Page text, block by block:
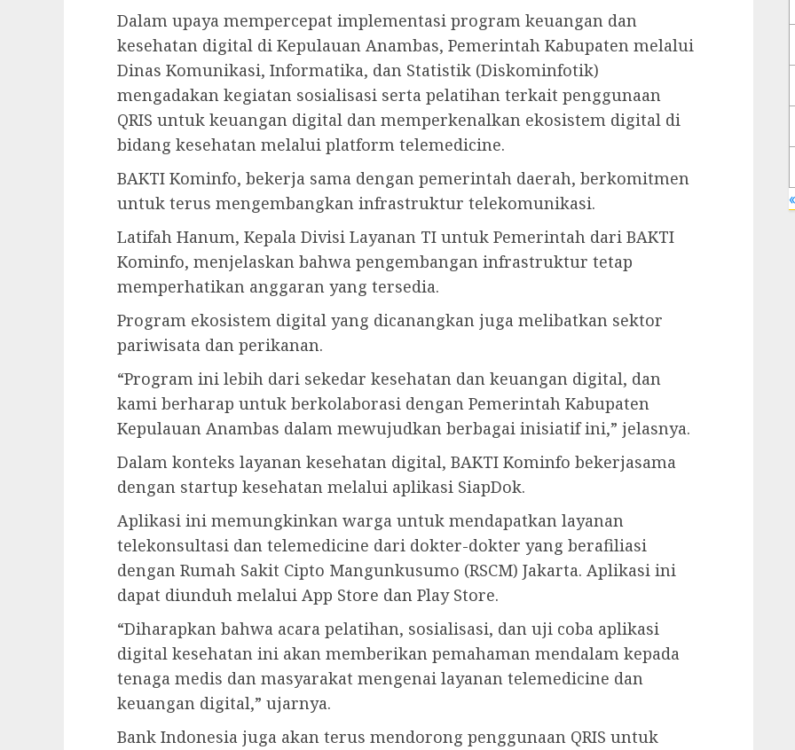
Dalam upaya mempercepat implementasi program keuangan dan
kesehatan digital di Kepulauan Anambas, Pemerintah Kabupaten melalui
Dinas Komunikasi, Informatika, dan Statistik (Diskominfotik)
mengadakan kegiatan sosialisasi serta pelatihan terkait penggunaan
QRIS untuk keuangan digital dan memperkenalkan ekosistem digital di
bidang kesehatan melalui platform telemedicine.
BAKTI Kominfo, bekerja sama dengan pemerintah daerah, berkomitmen
untuk terus mengembangkan infrastruktur telekomunikasi.
Latifah Hanum, Kepala Divisi Layanan TI untuk Pemerintah dari BAKTI
Kominfo, menjelaskan bahwa pengembangan infrastruktur tetap
memperhatikan anggaran yang tersedia.
Program ekosistem digital yang dicanangkan juga melibatkan sektor
pariwisata dan perikanan.
“Program ini lebih dari sekedar kesehatan dan keuangan digital, dan
kami berharap untuk berkolaborasi dengan Pemerintah Kabupaten
Kepulauan Anambas dalam mewujudkan berbagai inisiatif ini,” jelasnya.
Dalam konteks layanan kesehatan digital, BAKTI Kominfo bekerjasama
dengan startup kesehatan melalui aplikasi SiapDok.
Aplikasi ini memungkinkan warga untuk mendapatkan layanan
telekonsultasi dan telemedicine dari dokter-dokter yang berafiliasi
dengan Rumah Sakit Cipto Mangunkusumo (RSCM) Jakarta. Aplikasi ini
dapat diunduh melalui App Store dan Play Store.
“Diharapkan bahwa acara pelatihan, sosialisasi, dan uji coba aplikasi
digital kesehatan ini akan memberikan pemahaman mendalam kepada
tenaga medis dan masyarakat mengenai layanan telemedicine dan
keuangan digital,” ujarnya.
Bank Indonesia juga akan terus mendorong penggunaan QRIS untuk